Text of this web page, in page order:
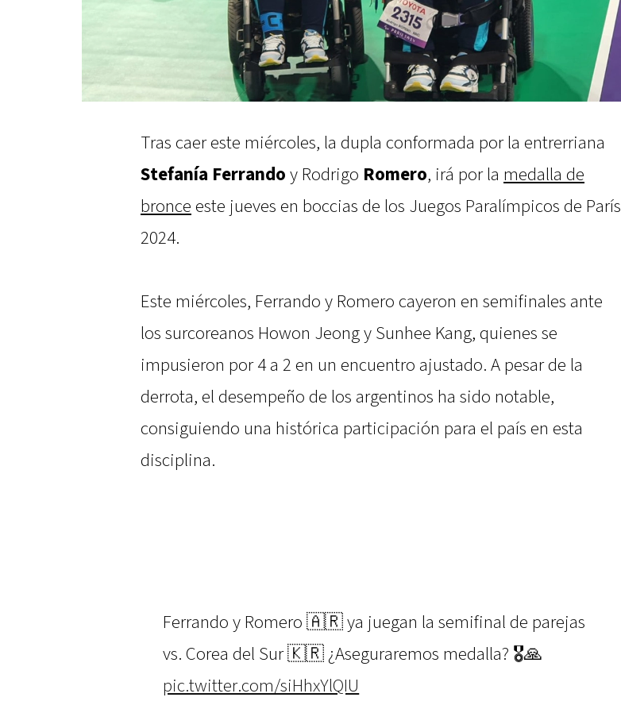
Tras caer este miércoles, la dupla conformada por la entrerriana
Stefanía Ferrando y Rodrigo Romero, irá por la medalla de
bronce este jueves en boccias de los Juegos Paralímpicos de París
2024.
Este miércoles, Ferrando y Romero cayeron en semifinales ante
los surcoreanos Howon Jeong y Sunhee Kang, quienes se
impusieron por 4 a 2 en un encuentro ajustado. A pesar de la
derrota, el desempeño de los argentinos ha sido notable,
consiguiendo una histórica participación para el país en esta
disciplina.
Ferrando y Romero 🇦🇷 ya juegan la semifinal de parejas
vs. Corea del Sur 🇰🇷 ¿Aseguraremos medalla? 🎖🙏
pic.twitter.com/siHhxYlQIU